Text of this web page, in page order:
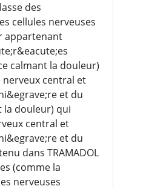
des
cellules nerveuses
appartenant
calmant la douleur)
central et
et du
la douleur) qui
central et
et du
dans TRAMADOL
(comme la
nerveuses